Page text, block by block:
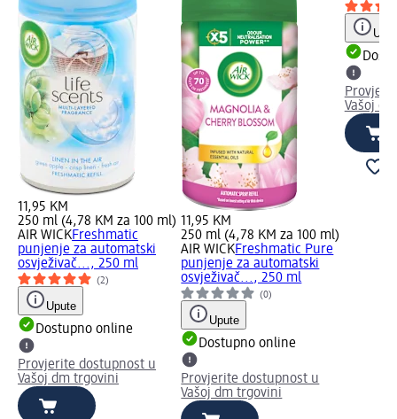
11,95 KM
250 ml (4,78 KM za 100 ml)
AIR WICKFreshmatic
punjenje za automatski
osvježivač..., 250 ml
(2)
Upute
Dostupno online
Provjerite dostupnost u
Vašoj dm trgovini
11,95 KM
250 ml (4,78 KM za 100 ml)
AIR WICKFreshmatic Pure
punjenje za automatski
osvježivač..., 250 ml
(0)
Upute
Dostupno online
Provjerite dostupnost u
Vašoj dm trgovini
Vašoj